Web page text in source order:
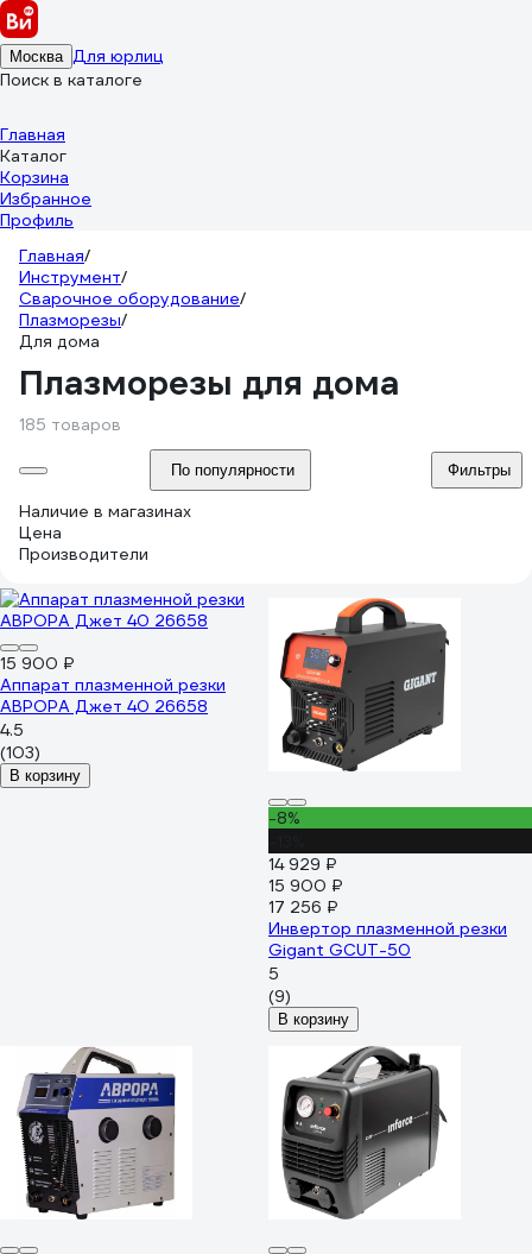
Москва Для юрлиц
Поиск в каталоге
Главная
Каталог
Корзина
Избранное
Профиль
Главная/
Инструмент/
Сварочное оборудование/
Плазморезы/
Для дома
Плазморезы для дома
185 товаров
По популярности Фильтры
Наличие в магазинах
Цена
Производители
15 900 ₽
Аппарат плазменной резки
АВРОРА Джет 40 26658
4.5
(103)
В корзину
-8%
14 929 ₽
15 900 ₽
17 256 ₽
Инвертор плазменной резки
Gigant GCUT-50
5
(9)
В корзину